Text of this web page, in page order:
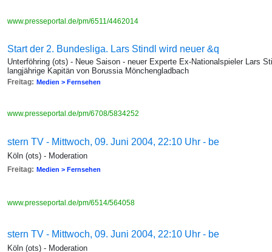
www.presseportal.de/pm/6511/4462014
Start der 2. Bundesliga. Lars Stindl wird neuer &q
Unterföhring (ots) - Neue Saison - neuer Experte Ex-Nationalspieler Lars
langjährige Kapitän von Borussia Mönchengladbach
Freitag: Medien > Fernsehen
www.presseportal.de/pm/6708/5834252
stern TV - Mittwoch, 09. Juni 2004, 22:10 Uhr - be
Köln (ots) - Moderation
Freitag: Medien > Fernsehen
www.presseportal.de/pm/6514/564058
stern TV - Mittwoch, 09. Juni 2004, 22:10 Uhr - be
Köln (ots) - Moderation